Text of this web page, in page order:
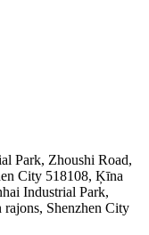
Park, Zhoushi Road,
City 518108, Ķīna
Industrial Park,
Shenzhen City